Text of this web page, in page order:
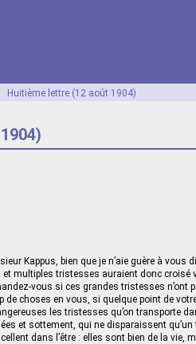
Huitième lettre (12 août 1904)
Kappus, bien que je n’aie guère à vous
multiples tristesses auraient donc croisé
vous si ces grandes tristesses n’ont
de choses en vous, si quelque point de
les tristesses qu’on transporte
et sottement, qui ne disparaissent
dans l’être : elles sont bien de la vie,